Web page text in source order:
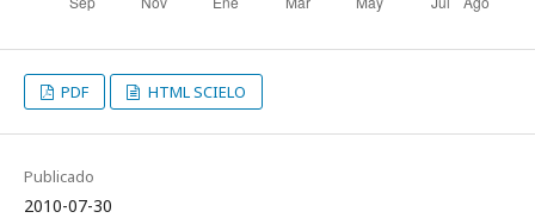
PDF HTML SCIELO
Publicado
2010-07-30